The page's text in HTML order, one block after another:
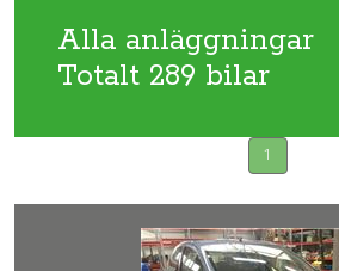
Alla anläggningar
Totalt 289 bilar
1